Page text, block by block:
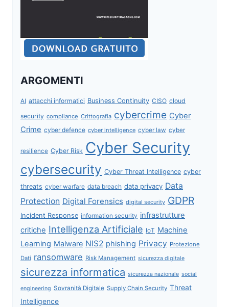
ARGOMENTI
AI attacchi informatici Business Continuity CISO cloud
security compliance Crittografia cybercrime Cyber
Crime cyber defence cyber intelligence cyber law cyber
resilience Cyber Risk Cyber Security
cybersecurity Cyber Threat Intelligence cyber
threats cyber warfare data breach data privacy Data
Protection Digital Forensics digital security GDPR
Incident Response information security infrastrutture
critiche Intelligenza Artificiale IoT Machine
Learning Malware NIS2 phishing Privacy Protezione
Dati ransomware Risk Management sicurezza digitale
sicurezza informatica sicurezza nazionale social
engineering Sovranità Digitale Supply Chain Security Threat
Intelligence